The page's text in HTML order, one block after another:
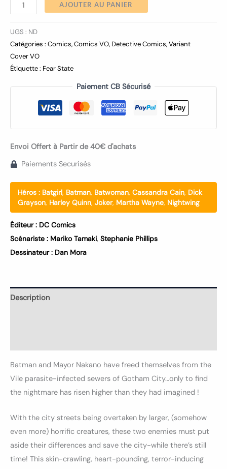
AJOUTER AU PANIER
UGS : ND
Catégories : Comics,Comics VO, Detective Comics,Variant
Cover VO
Étiquette : Fear State
Paiement CB Sécurisé
Envoi Offert à Partir de 40€ d'achats
Paiements Securisés
Héros : Batgirl, Batman, Batwoman, Cassandra Cain, Dick
Grayson, Harley Quinn, Joker, Martha Wayne, Nightwing
Éditeur : DC Comics
Scénariste : Mariko Tamaki, Stephanie Phillips
Dessinateur : Dan Mora
Description
Batman and Mayor Nakano have freed themselves from the
Vile parasite-infected sewers of Gotham City…only to find
the nightmare has risen higher than they had imagined !
With the city streets being overtaken by larger, (somehow
even more) horrific creatures, these two enemies must put
aside their differences and save the city-while there’s still
time! This skin-crawling, heart-pounding, terror-inducing